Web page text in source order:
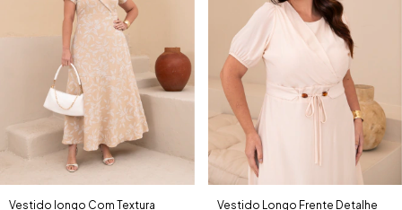
Vestido longo Com Textura
Vestido Longo Frente Detalhe